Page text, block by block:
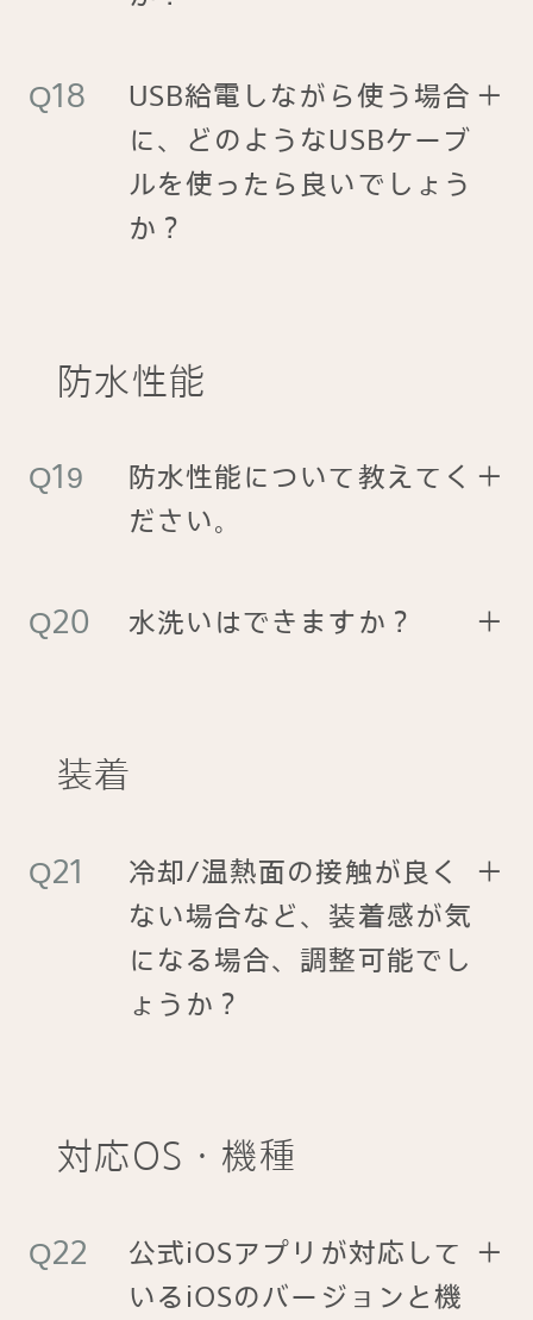
USB給電しながら使う場合
に、どのようなUSBケーブ
ルを使ったら良いでしょう
か？
＋
防水性能
防水性能について教えてく
ださい。
＋
水洗いはできますか？ ＋
装着
冷却/温熱面の接触が良く
ない場合など、装着感が気
になる場合、調整可能でし
ょうか？
＋
対応OS・機種
公式iOSアプリが対応して
いるiOSのバージョンと機
＋